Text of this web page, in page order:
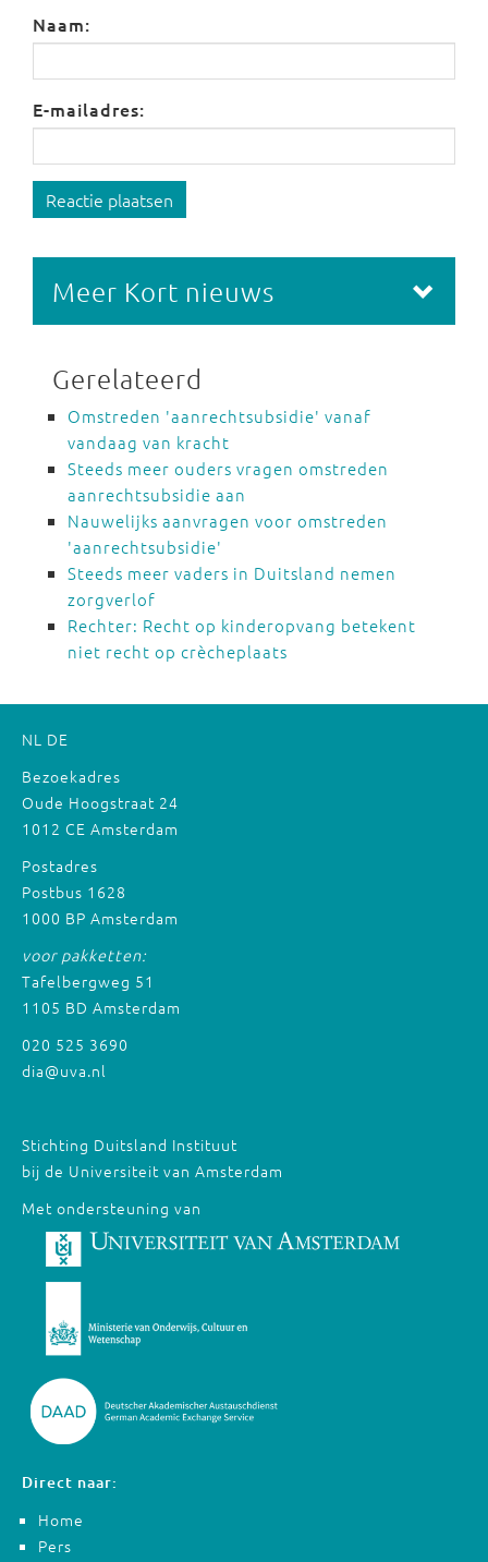
Naam:
E-mailadres:
Reactie plaatsen
Meer Kort nieuws
Gerelateerd
Omstreden 'aanrechtsubsidie' vanaf
vandaag van kracht
Steeds meer ouders vragen omstreden
aanrechtsubsidie aan
Nauwelijks aanvragen voor omstreden
'aanrechtsubsidie'
Steeds meer vaders in Duitsland nemen
zorgverlof
Rechter: Recht op kinderopvang betekent
niet recht op crècheplaats
NL DE
Bezoekadres
Oude Hoogstraat 24
1012 CE Amsterdam
Postadres
Postbus 1628
1000 BP Amsterdam
voor pakketten:
Tafelbergweg 51
1105 BD Amsterdam
020 525 3690
dia@uva.nl
Stichting Duitsland Instituut
bij de Universiteit van Amsterdam
Met ondersteuning van
Direct naar:
Home
Pers